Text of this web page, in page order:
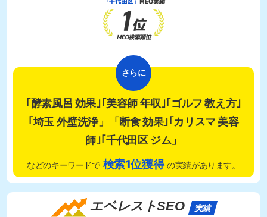
｢酵素風呂 効果｣｢美容師 年収｣｢ゴルフ 教え方｣
｢埼玉 外壁洗浄」
「断食 効果｣｢カリスマ 美容
師｣｢千代田区 ジム」
などのキーワードで 検索1位獲得 の実績があります。
さらに
エベレストSEO 実績